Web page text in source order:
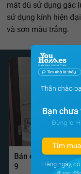
mát dù sử dụng gác
sử dụng kính hiện
và sơn màu trắng.
Bán căn hộ chung
9
Thân chào
Bạn
Đừng lo!
Tìm
Hàng ngày,